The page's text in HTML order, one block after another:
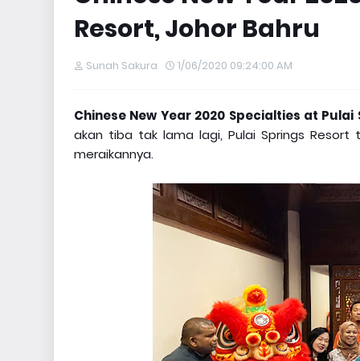
Resort, Johor Bahru
Sunah Sakura 1/06/2020 09:24:00 AM
Chinese New Year 2020 Specialties at
akan tiba tak lama lagi, Pulai Springs
meraikannya.